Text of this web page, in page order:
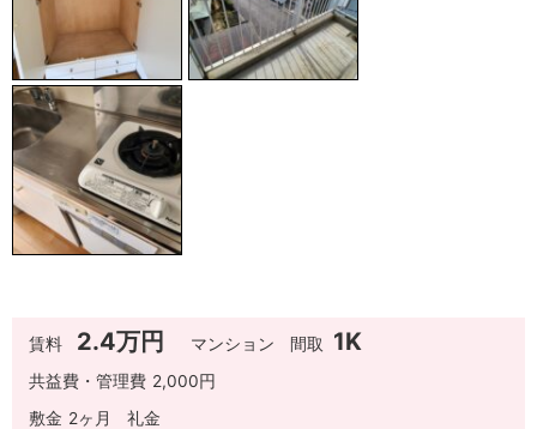
賃料 2.4万円 マンション 間取 1K
共益費・管理費 2,000円
敷金 2ヶ月 礼金